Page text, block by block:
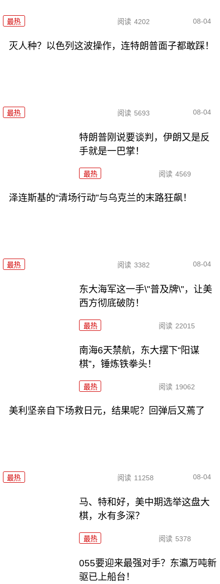
最热 阅读 4202 08-04
灭人种？以色列这波操作，连特朗普面子都敢踩！
最热 阅读 5693 08-04
特朗普刚说要谈判，伊朗又是反
手就是一巴掌！
最热 阅读 4569
泽连斯基的“清场行动”与乌克兰的末路狂飙！
最热 阅读 3382 08-04
东大海军这一手\"普及牌\"，让美
西方彻底破防！
最热 阅读 22015
南海6天禁航，东大摆下“阳谋
棋”，锤炼铁拳头！
最热 阅读 19062
美利坚亲自下场救日元，结果呢？回弹后又蔫了
最热 阅读 11258 08-04
马、特和好，美中期选举这盘大
棋，水有多深？
最热 阅读 5378
055要迎来最强对手？东瀛万吨新
驱已上船台！